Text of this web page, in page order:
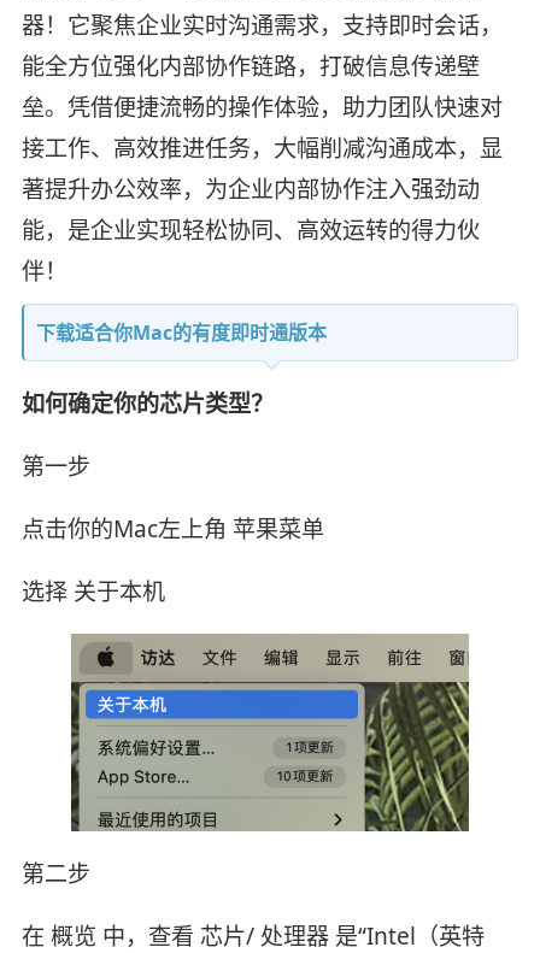
器！它聚焦企业实时沟通需求，支持即时会话，
能全方位强化内部协作链路，打破信息传递壁
垒。凭借便捷流畅的操作体验，助力团队快速对
接工作、高效推进任务，大幅削减沟通成本，显
著提升办公效率，为企业内部协作注入强劲动
能，是企业实现轻松协同、高效运转的得力伙
伴！
下载适合你Mac的有度即时通版本
如何确定你的芯片类型？
第一步
点击你的Mac左上角 苹果菜单
选择 关于本机
第二步
在 概览 中，查看 芯片/ 处理器 是“Intel（英特